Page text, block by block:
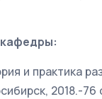
и практика
2018.-76